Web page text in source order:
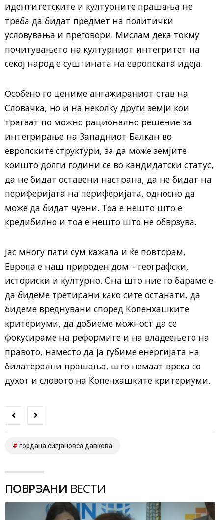
идентитетските и културните прашања не
треба да бидат предмет на политички
условувања и преговори. Мислам дека токму
почитувањето на културниот интегритет на
секој народ е суштината на европската идеја.
Особено го цениме ангажираниот став на
Словачка, но и на неколку други земји кои
трагаат по можно рационално решение за
интегрирање на Западниот Балкан во
европските структури, за да може земјите
коишто долги години се во кандидатски статус,
да не бидат оставени настрана, да не бидат на
периферијата на периферијата, односно да
може да бидат чуени. Тоа е нешто што е
кредибилно и тоа е нешто што не обврзува.
Јас многу пати сум кажала и ќе повторам,
Европа е наш природен дом – географски,
историски и културно. Она што ние го бараме е
да бидеме третирани како сите останати, да
бидеме вреднувани според Копенхашките
критериуми, да добиеме можност да се
фокусираме на реформите и на владеењето на
правото, наместо да ја губиме енергијата на
билатерални прашања, што немаат врска со
духот и словото на Копенхашките критериуми.
гордана силјановса давкова
ПОВРЗАНИ ВЕСТИ